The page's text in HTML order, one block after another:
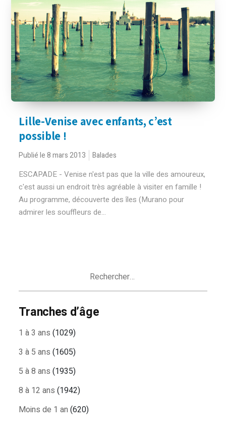
Lille-Venise avec enfants, c’est
possible !
Publié le 8 mars 2013 Balades
ESCAPADE - Venise n'est pas que la ville des amoureux,
c'est aussi un endroit très agréable à visiter en famille !
Au programme, découverte des îles (Murano pour
admirer les souffleurs de...
Tranches d’âge
1 à 3 ans (1029)
3 à 5 ans (1605)
5 à 8 ans (1935)
8 à 12 ans (1942)
Moins de 1 an (620)